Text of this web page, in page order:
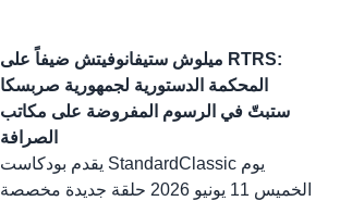
ميلوش ستيفانوفيتش ضيفاً على RTRS:
المحكمة الدستورية لجمهورية صربسكا
ستبتّ في الرسوم المفروضة على مكاتب
الصرافة
يقدم بودكاست StandardClassic يوم
الخميس 11 يونيو 2026 حلقة جديدة مخصصة